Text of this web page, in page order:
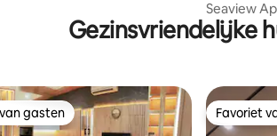
Seaview
view
Gezinsvriendelijke
gasten
gasten Favoriet
Favoriet